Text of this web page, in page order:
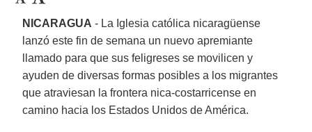
NICARAGUA - La Iglesia católica nicaragüense
lanzó este fin de semana un nuevo apremiante
llamado para que sus feligreses se movilicen y
ayuden de diversas formas posibles a los migrantes
que atraviesan la frontera nica-costarricense en
camino hacia los Estados Unidos de América.